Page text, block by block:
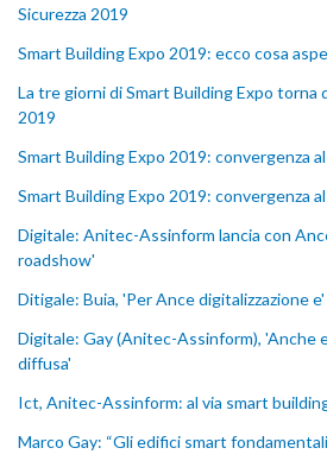
Sicurezza 2019
Smart Building Expo 2019: ecco cosa
La tre giorni di Smart Building Expo torna
2019
Smart Building Expo 2019: convergenza
Smart Building Expo 2019: convergenza
Digitale: Anitec-Assinform lancia con
roadshow'
Ditigale: Buia, 'Per Ance digitalizzazione
Digitale: Gay (Anitec-Assinform), 'Anche
diffusa'
Ict, Anitec-Assinform: al via smart
Marco Gay: “Gli edifici smart